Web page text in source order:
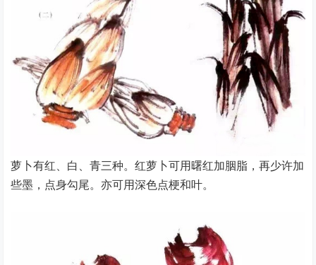
萝卜有红、白、青三种。红萝卜可用曙红加胭脂，再少许加
些墨，点身勾尾。亦可用深色点梗和叶。